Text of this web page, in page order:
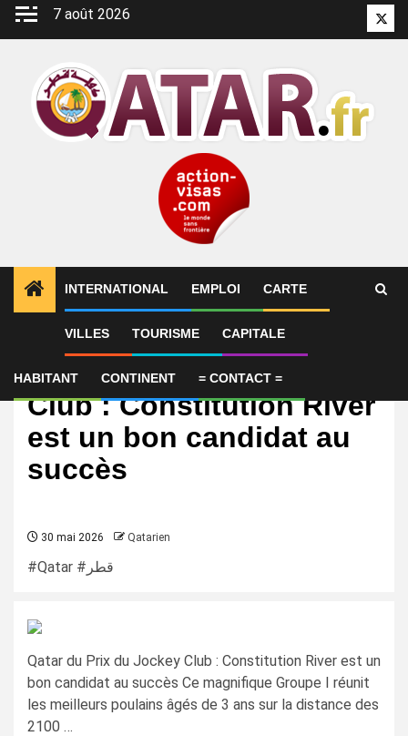
Aller
7 août 2026
INTERNATIONAL EMPLOI CARTE
VILLES TOURISME CAPITALE
HABITANT CONTINENT = CONTACT =
International
Qatar du Prix du Jockey
Club : Constitution River
est un bon candidat au
succès
30 mai 2026 Qatarien
#Qatar #قطر
Qatar du Prix du Jockey Club : Constitution River est un
bon candidat au succès Ce magnifique Groupe I réunit
les meilleurs poulains âgés de 3 ans sur la distance des
2100 …